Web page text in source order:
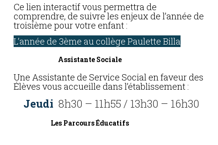
Ce lien interactif vous permettra de
comprendre, de suivre les enjeux de l’année de
troisième pour votre enfant :
L’année de 3ème au collège Paulette Billa
Assistante Sociale
Une Assistante de Service Social en faveur des
Élèves vous accueille dans l’établissement :
Jeudi 8h30 – 11h55 / 13h30 – 16h30
Les Parcours Éducatifs